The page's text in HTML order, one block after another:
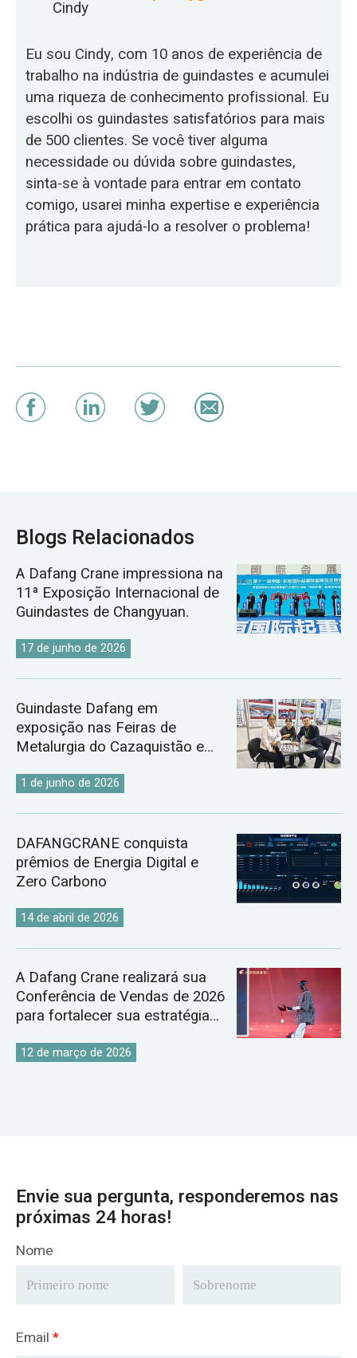
Cindy
Eu sou Cindy, com 10 anos de experiência de
trabalho na indústria de guindastes e acumulei
uma riqueza de conhecimento profissional. Eu
escolhi os guindastes satisfatórios para mais
de 500 clientes. Se você tiver alguma
necessidade ou dúvida sobre guindastes,
sinta-se à vontade para entrar em contato
comigo, usarei minha expertise e experiência
prática para ajudá-lo a resolver o problema!
Blogs Relacionados
A Dafang Crane impressiona na
11ª Exposição Internacional de
Guindastes de Changyuan.
17 de junho de 2026
Guindaste Dafang em
exposição nas Feiras de
Metalurgia do Cazaquistão e
1 de junho de 2026
DAFANGCRANE conquista
prêmios de Energia Digital e
Zero Carbono
14 de abril de 2026
A Dafang Crane realizará sua
Conferência de Vendas de 2026
para fortalecer sua estratégia
guindastes.
12 de março de 2026
Envie sua pergunta, responderemos nas
próximas 24 horas!
Nome
Email *